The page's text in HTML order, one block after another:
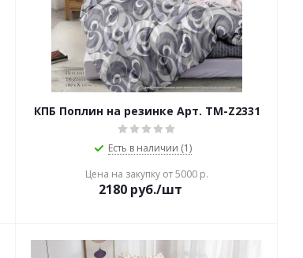
КПБ Поплин на резинке Арт. TM-Z2331
Есть в наличии (1)
Цена на закупку от 5000 р.
2180 руб./шт